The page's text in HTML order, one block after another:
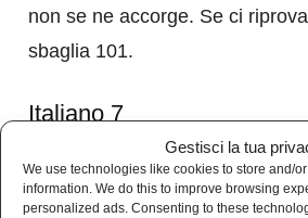
Gestisci la tua
We use technologies like cookies to store and/
information. We do this to improve browsing
personalized ads. Consenting to these
non se ne accorge. Se ci
sbaglia 101.
Italiano 7
La sua Fiorentina non vinceva in
novembre. La squadra entra